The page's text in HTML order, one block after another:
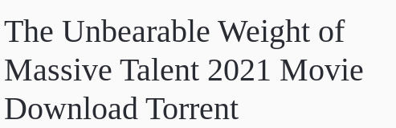
The Unbearable Weight of
Massive Talent 2021 Movie
Download Torrent